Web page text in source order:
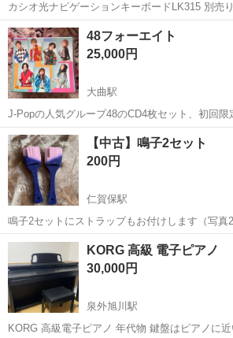
カシオ光ナビゲーションキーボードLK315 別売
す。 娘の練習用に購入したのですが電子ピアノ
ます。 音が出ない等の不具合はございません。
秋田 秋田市
48フォーエイト
25,000円
大曲駅
J-Popの人気グループ48のCD4枚セット、初回限定版。 - セッ
CD4枚セット - タイトル: ロミエット - アーティ
ャンル: J-Pop - 特典: 初回限定版 ご覧いただき...
秋田 大仙市 大曲駅 その他 フォー
【中古】鳴子2セット
200円
仁賀保駅
鳴子2セットにストラップもお付けします（写真2
秋田 にかほ市 仁賀保駅 その他
KORG 高級 電子ピアノ
30,000円
泉外旭川駅
KORG 高級電子ピアノ 年代物 鍵盤はピアノに近い重さが特徴で電子